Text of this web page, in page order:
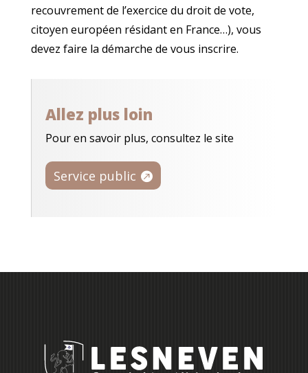
recouvrement de l’exercice du droit de vote,
citoyen européen résidant en France…), vous
devez faire la démarche de vous inscrire.
Allez plus loin
Pour en savoir plus, consultez le site
Service public